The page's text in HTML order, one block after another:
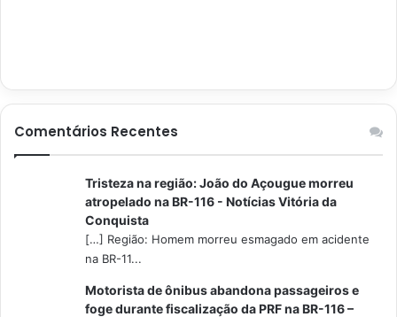
Comentários Recentes
Tristeza na região: João do Açougue morreu
atropelado na BR-116 - Notícias Vitória da
Conquista
[…] Região: Homem morreu esmagado em acidente
na BR-11...
Motorista de ônibus abandona passageiros e
foge durante fiscalização da PRF na BR-116 –